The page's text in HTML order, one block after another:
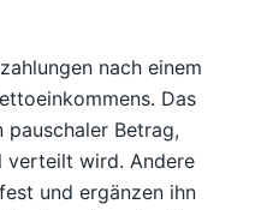
nach einem
Das
Betrag,
wird. Andere
und ergänzen ihn